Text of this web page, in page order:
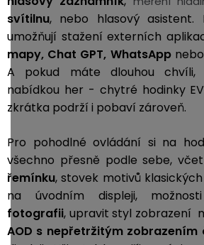
svítilnu, nebo hlasový asistent.
umožňují stažení externích
mapy, Chat GPT, WhatsAppnebo
A pokud máte dlouhou
nabídkou her - chytré hodinky
zkrátka podrží i pobaví zároveň.
Pro pohodlné ovládání si na
všechno přesně podle sebe,
řemínku, stovek motivů
na úvodním displeji,
fotografii, upravit styl zobrazení
AOD s nepřetržitým zobrazením